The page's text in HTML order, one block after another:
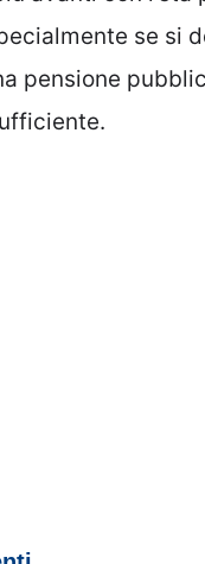
se si
pensione